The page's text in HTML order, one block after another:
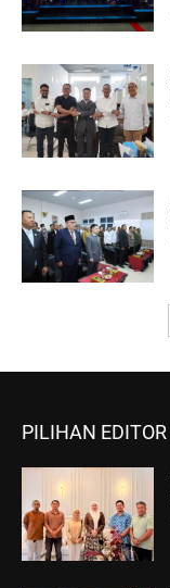
PILIHAN EDITOR